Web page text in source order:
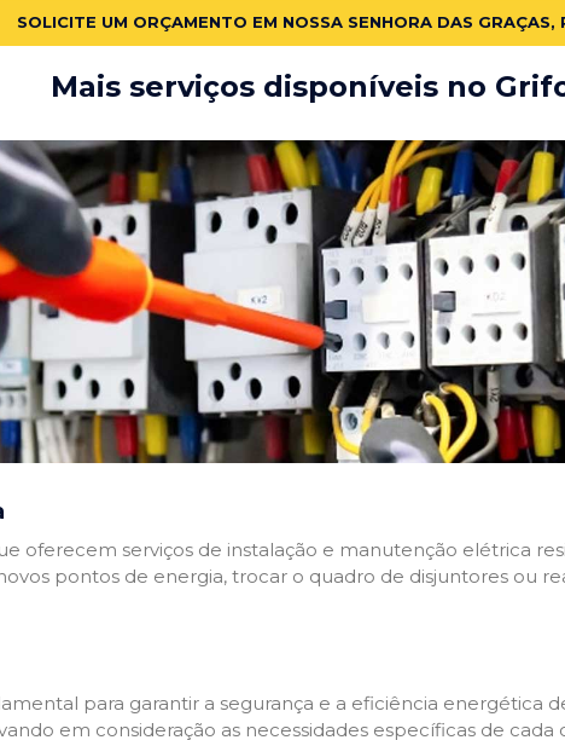
SOLICITE UM ORÇAMENTO EM NOSSA SENHORA DAS GRAÇAS,
Mais serviços disponíveis no
oferecem serviços de instalação e manutenção elétrica
pontos de energia, trocar o quadro de disjuntores ou
para garantir a segurança e a eficiência energética
em consideração as necessidades específicas de